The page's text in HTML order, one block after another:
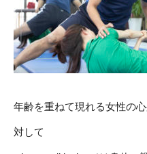
年齢を重ねて現れる女性の
対して